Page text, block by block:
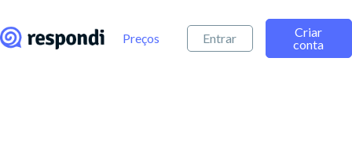
Preços Entrar
Criar
conta